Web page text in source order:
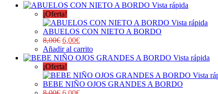
Vista rápida
¡Oferta!
Vista rápida
ABUELOS CON NIETO A BORDO
8,00€ 6,00€
Añadir al carrito
Vista rápida
¡Oferta!
Vista
BEBE NIÑO OJOS GRANDES A BORDO